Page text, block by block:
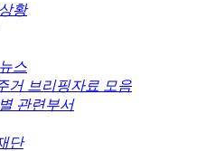
황
스
거 브리핑자료 모음
관련부서
단